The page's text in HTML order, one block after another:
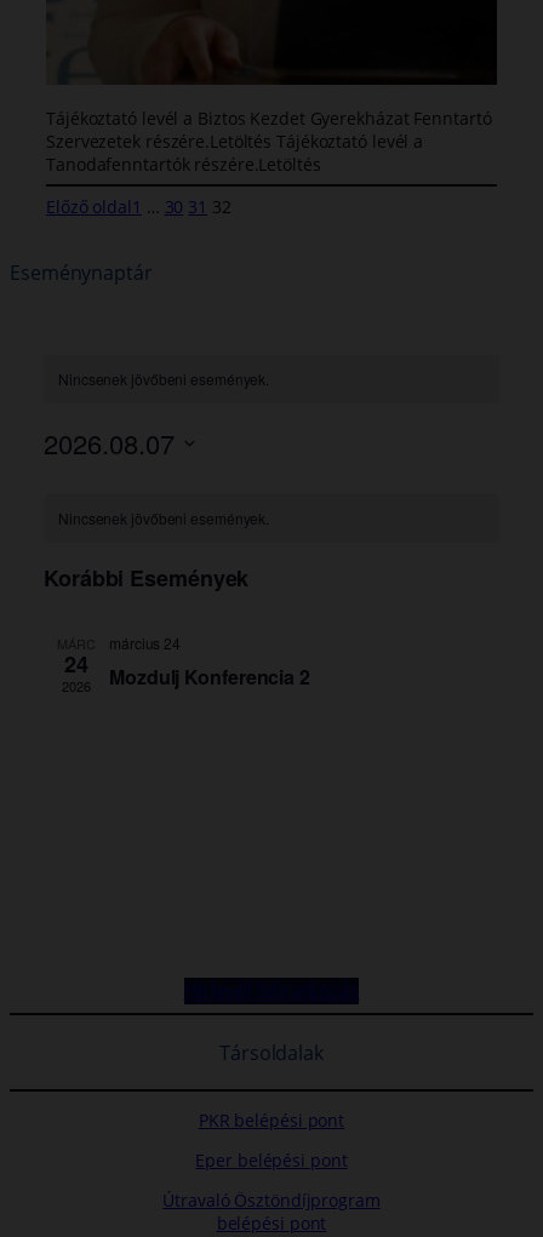
Tájékoztató levél a Biztos Kezdet Gyerekházat Fenntartó
Szervezetek részére.Letöltés Tájékoztató levél a
Tanodafenntartók részére.Letöltés
Előző oldal 1 … 30 31 32
Eseménynaptár
Hírlevél feliratkozás
Társoldalak
PKR belépési pont
Eper belépési pont
Útravaló Ösztöndíjprogram
belépési pont